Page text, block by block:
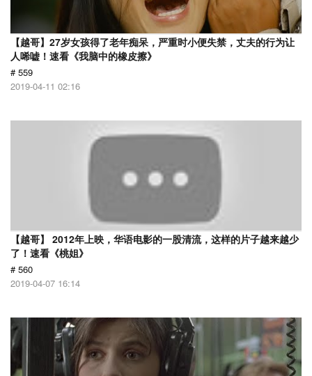
【越哥】27岁女孩得了老年痴呆，严重时小便失禁，丈夫的行为让
人唏嘘！速看《我脑中的橡皮擦》
# 559
2019-04-11 02:16
【越哥】 2012年上映，华语电影的一股清流，这样的片子越来越少
了！速看《桃姐》
# 560
2019-04-07 16:14